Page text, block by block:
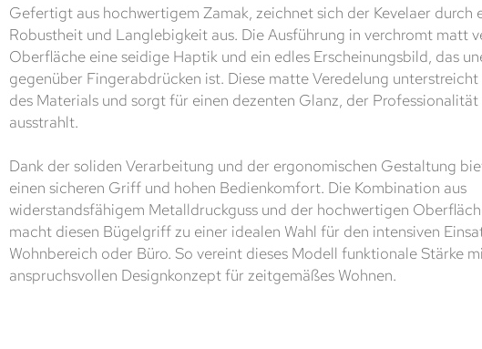
Gefertigt aus hochwertigem Zamak, zeichnet sich der Kevelaer durch
Robustheit und Langlebigkeit aus. Die Ausführung in verchromt matt
Oberfläche eine seidige Haptik und ein edles Erscheinungsbild, das
gegenüber Fingerabdrücken ist. Diese matte Veredelung
des Materials und sorgt für einen dezenten Glanz, der
ausstrahlt.
Dank der soliden Verarbeitung und der ergonomischen Gestaltung
einen sicheren Griff und hohen Bedienkomfort. Die Kombination aus
widerstandsfähigem Metalldruckguss und der hochwertigen
macht diesen Bügelgriff zu einer idealen Wahl für den intensiven
Wohnbereich oder Büro. So vereint dieses Modell funktionale Stärke
anspruchsvollen Designkonzept für zeitgemäßes Wohnen.